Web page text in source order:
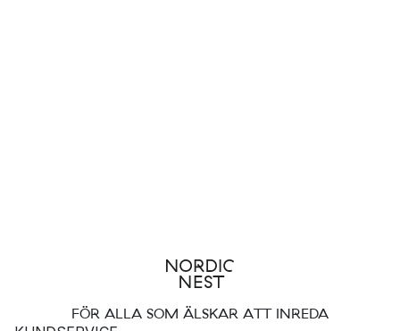
FÖR ALLA SOM ÄLSKAR ATT INREDA